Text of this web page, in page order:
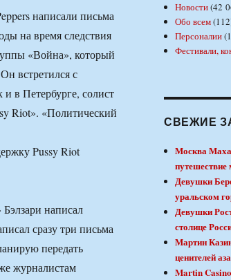
написали письма
на время следствия
«Война», который
встретился с
в Петербурге, солист
Riot». «Политический
написал
сразу три письма
передать
журналистам
Новости(42
Обо всем
Персоналии
Фестивали,
СВЕЖИЕ
Москва
Девушки
уральском
Девушки
столице
Мартин
ценителей
Martin